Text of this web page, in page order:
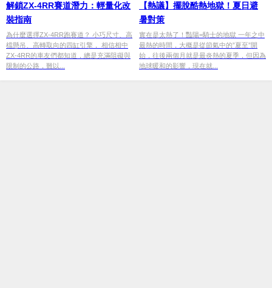
解鎖ZX-4RR賽道潛力：輕量化改
裝指南
為什麼選擇ZX-4RR跑賽道？ 小巧尺寸、高
檔懸吊、高轉取向的四缸引擎， 相信相中
ZX-4RR的車友們都知道，總是充滿阻礙與
限制的公路，難以...
【熱議】擺脫酷熱地獄！夏日避
暑對策
實在是太熱了！豔陽=騎士的地獄 一年之中
最熱的時間，大概是從節氣中的”夏至”開
始，往後兩個月就是最炎熱的夏季，但因為
地球暖和的影響，現在就...